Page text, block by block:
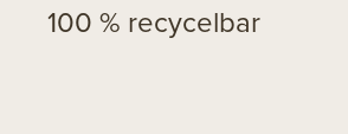
100 % recycelbar